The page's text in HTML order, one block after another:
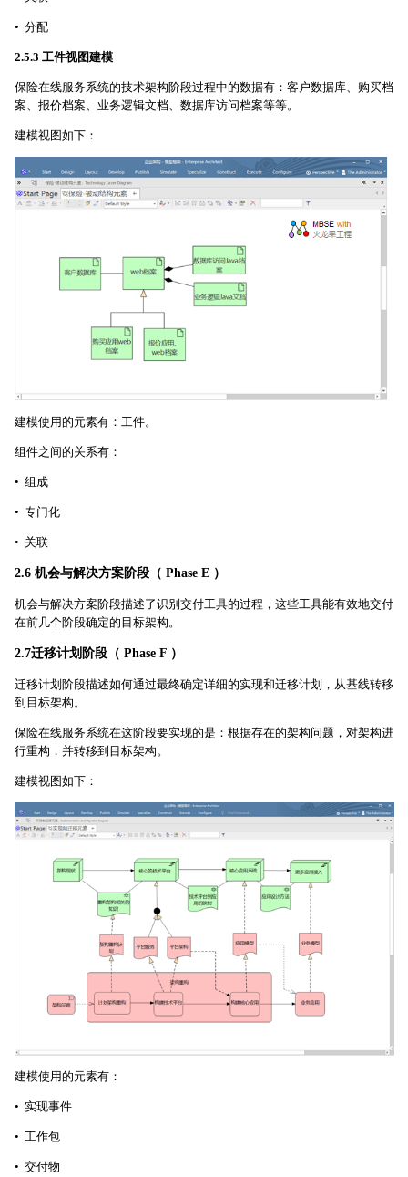
• 分配
2.5.3 工件视图建模
保险在线服务系统的技术架构阶段过程中的数据有：客户数据库、购买档
案、报价档案、业务逻辑文档、数据库访问档案等等。
建模视图如下：
建模使用的元素有：工件。
组件之间的关系有：
• 组成
• 专门化
• 关联
2.6 机会与解决方案阶段（ Phase E ）
机会与解决方案阶段描述了识别交付工具的过程，这些工具能有效地交付
在前几个阶段确定的目标架构。
2.7迁移计划阶段（ Phase F ）
迁移计划阶段描述如何通过最终确定详细的实现和迁移计划，从基线转移
到目标架构。
保险在线服务系统在这阶段要实现的是：根据存在的架构问题，对架构进
行重构，并转移到目标架构。
建模视图如下：
建模使用的元素有：
• 实现事件
• 工作包
• 交付物